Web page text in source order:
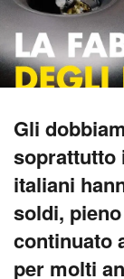
Gli
soprattutto
italiani
soldi,
continuato
per molti